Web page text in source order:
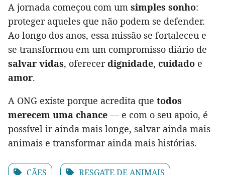
A jornada começou com um simples sonho:
proteger aqueles que não podem se defender.
Ao longo dos anos, essa missão se fortaleceu e
se transformou em um compromisso diário de
salvar vidas, oferecerdignidade, cuidado e
amor.
A ONG existe porque acredita que todos
merecem uma chance — e com o seu apoio, é
possível ir ainda mais longe, salvar ainda mais
animais e transformar ainda mais histórias.
CÃES RESGATE DE ANIMAIS